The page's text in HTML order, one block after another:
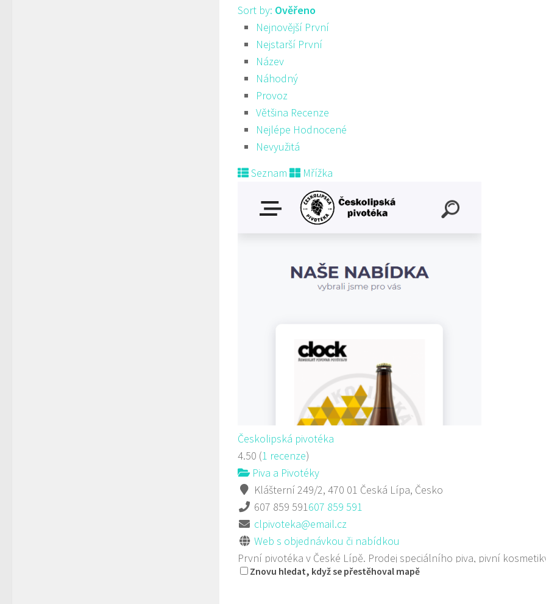
Sort by: Ověřeno
Nejnovější První
Nejstarší První
Název
Náhodný
Provoz
Většina Recenze
Nejlépe Hodnocené
Nevyužitá
Seznam
Mřížka
Českolipská pivotéka
4.50 (1 recenze)
Piva a Pivotéky
Klášterní 249/2, 470 01 Česká Lípa, Česko
607 859 591607 859 591
clpivoteka@email.cz
Web s objednávkou či nabídkou
První pivotéka v České Lípě. Prodej speciálního piva, pivní
balení a předmět...
Znovu hledat, když se přestěhoval mapě